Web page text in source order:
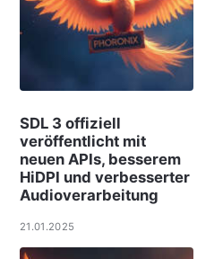
SDL 3 offiziell
veröffentlicht mit
neuen APIs, besserem
HiDPI und verbesserter
Audioverarbeitung
21.01.2025